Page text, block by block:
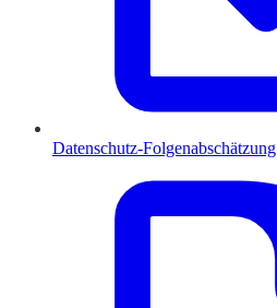
Datenschutz-Folgenabschätzung